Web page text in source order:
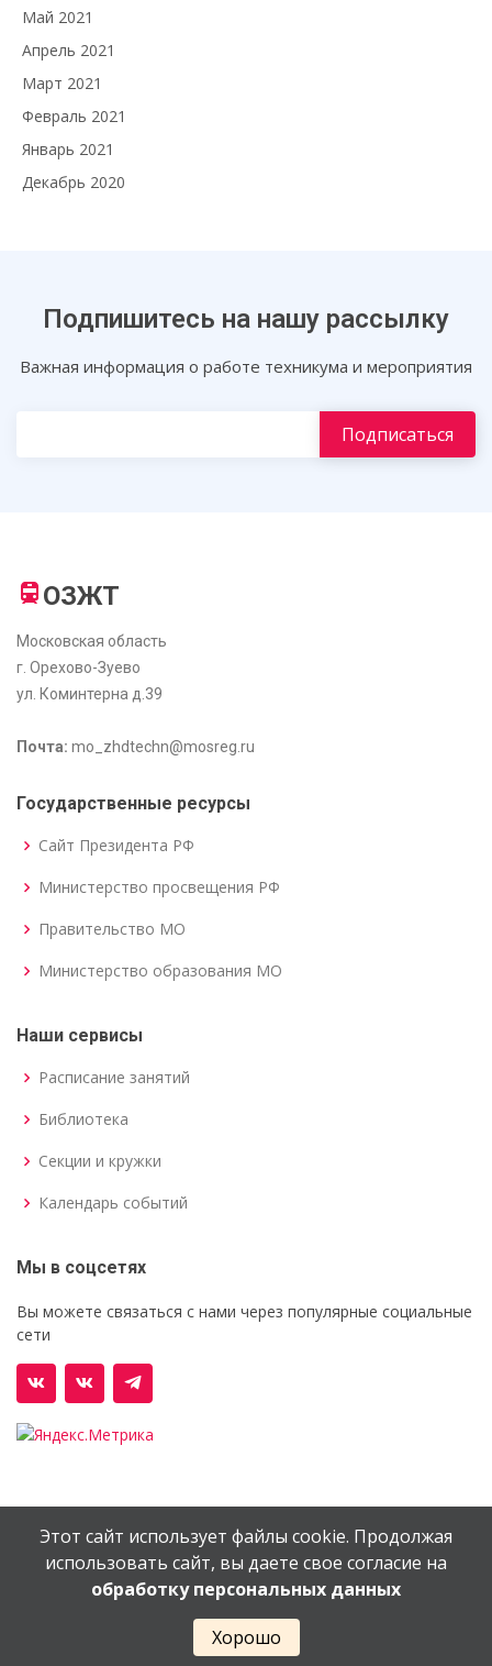
Май 2021
Апрель 2021
Март 2021
Февраль 2021
Январь 2021
Декабрь 2020
Подпишитесь на нашу рассылку
Важная информация о работе техникума и мероприятия
ОЗЖТ
Московская область
г. Орехово-Зуево
ул. Коминтерна д.39
Почта: mo_zhdtechn@mosreg.ru
Государственные ресурсы
Сайт Президента РФ
Министерство просвещения РФ
Правительство МО
Министерство образования МО
Наши сервисы
Расписание занятий
Библиотека
Секции и кружки
Календарь событий
Мы в соцсетях
Вы можете связаться с нами через популярные социальные
сети
© Орехово-Зуевский железнодорожный техникум им.
В.И.Бондаренко
Сайт создан вEV-DV.RU
Этот сайт использует файлы cookie. Продолжая
использовать сайт, вы даете свое согласие на
обработку персональных данных
Хорошо